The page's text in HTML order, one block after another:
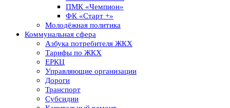
ПМК «Чемпион»
ФК «Старт +»
Молодёжная политика
Коммунальная сфера
Азбука потребителя ЖКХ
Тарифы по ЖКХ
ЕРКЦ
Управляющие организации
Дороги
Транспорт
Субсидии